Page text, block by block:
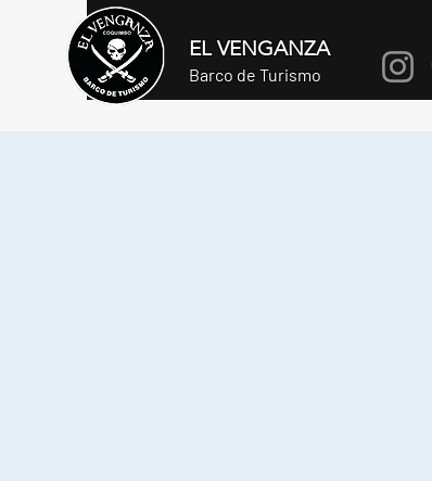
EL VENGANZA
Barco de Turismo